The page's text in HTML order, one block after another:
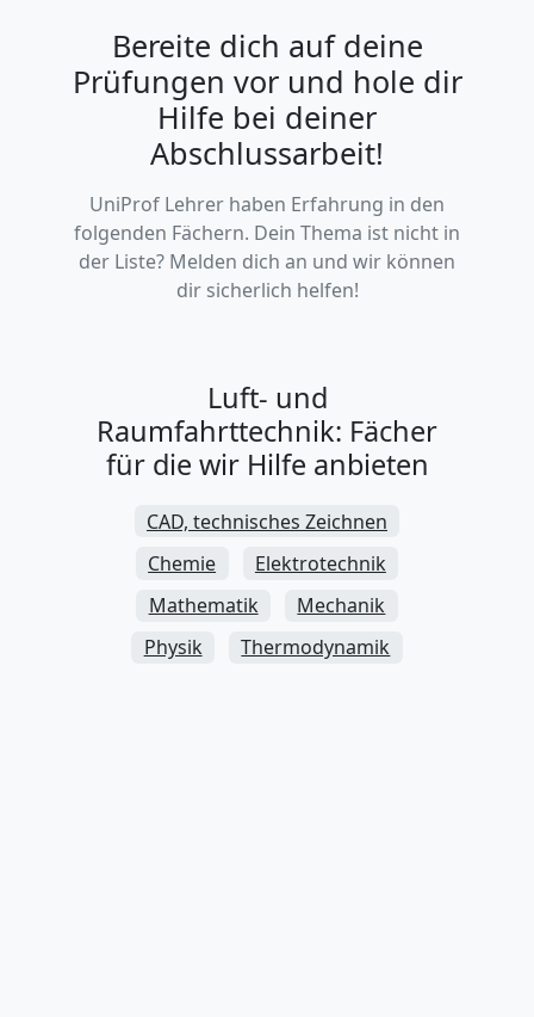
Bereite dich auf deine
Prüfungen vor und hole dir
Hilfe bei deiner
Abschlussarbeit!
UniProf Lehrer haben Erfahrung in den
folgenden Fächern. Dein Thema ist nicht in
der Liste? Melden dich an und wir können
dir sicherlich helfen!
Luft- und
Raumfahrttechnik: Fächer
für die wir Hilfe anbieten
CAD, technisches Zeichnen
Chemie
Elektrotechnik
Mathematik
Mechanik
Physik
Thermodynamik